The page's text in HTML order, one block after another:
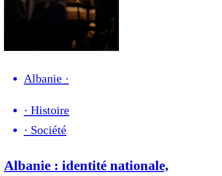
Albanie ·
· Histoire
· Société
Albanie : identité nationale,